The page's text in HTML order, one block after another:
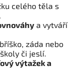
celého těla s
a vytváří
záda nebo
či jeslí.
výtažek a